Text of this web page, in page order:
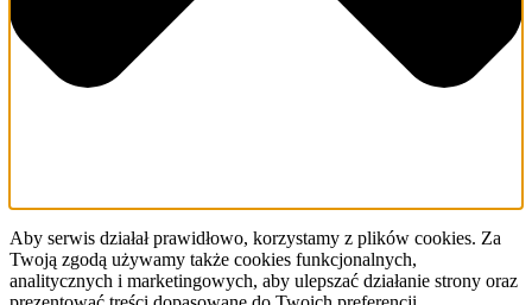
Aby serwis działał prawidłowo, korzystamy z plików cookies. Za
Twoją zgodą używamy także cookies funkcjonalnych,
analitycznych i marketingowych, aby ulepszać działanie strony oraz